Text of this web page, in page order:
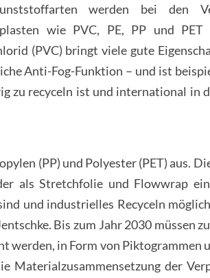
werden bei den
wie PVC, PE, PP und PET
(PVC) bringt viele gute
Anti-Fog-Funktion – und ist
zu recyceln ist und international in
(PP) und Polyester (PET) aus.
als Stretchfolie und Flowwrap
und industrielles Recyceln
Bis zum Jahr 2030 müssen
werden, in Form von Piktogrammen
Materialzusammensetzung der